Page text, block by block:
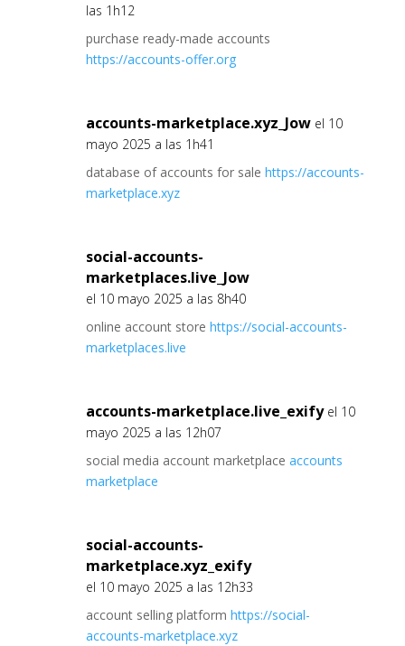
las 1h12
purchase ready-made accounts
https://accounts-offer.org
accounts-marketplace.xyz_Jow el 10
mayo 2025 a las 1h41
database of accounts for sale https://accounts-
marketplace.xyz
social-accounts-
marketplaces.live_Jow
el 10 mayo 2025 a las 8h40
online account store https://social-accounts-
marketplaces.live
accounts-marketplace.live_exify el 10
mayo 2025 a las 12h07
social media account marketplace accounts
marketplace
social-accounts-
marketplace.xyz_exify
el 10 mayo 2025 a las 12h33
account selling platform https://social-
accounts-marketplace.xyz